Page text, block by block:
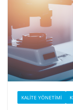
KALITE YÖNETIMI